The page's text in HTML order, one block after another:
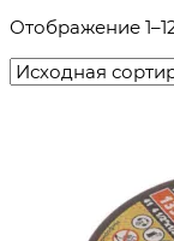
Отображение